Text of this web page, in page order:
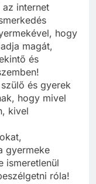
az internet
hogy
magát,
és
és gyerek
hogy mivel
kivel
gyermeke
ismeretlenül
róla!